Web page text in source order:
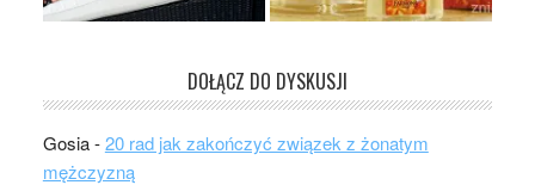
DOŁĄCZ DO DYSKUSJI
Gosia-20 rad jak zakończyć związek z żonatym
mężczyzną